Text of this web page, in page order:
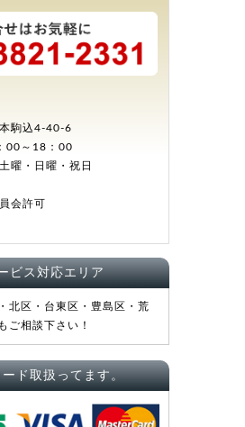
駒込4-40-6
00～18：00
曜・日曜・祝日
会許可
ビス対応エリア
北区・台東区・豊島区・荒
ご相談下さい！
ード取扱ってます。